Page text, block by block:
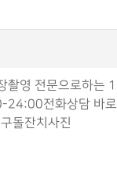
영 전문으로하는
24:00전화상담 바
돌잔치사진